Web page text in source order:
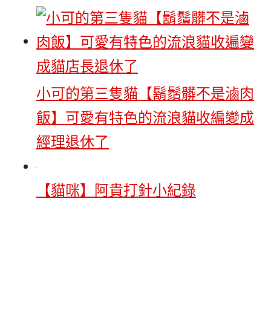
小可的第三隻貓【鬍鬚髒不是滷肉
飯】可愛有特色的流浪貓收編變成
經理退休了
【貓咪】阿貴打針小紀錄